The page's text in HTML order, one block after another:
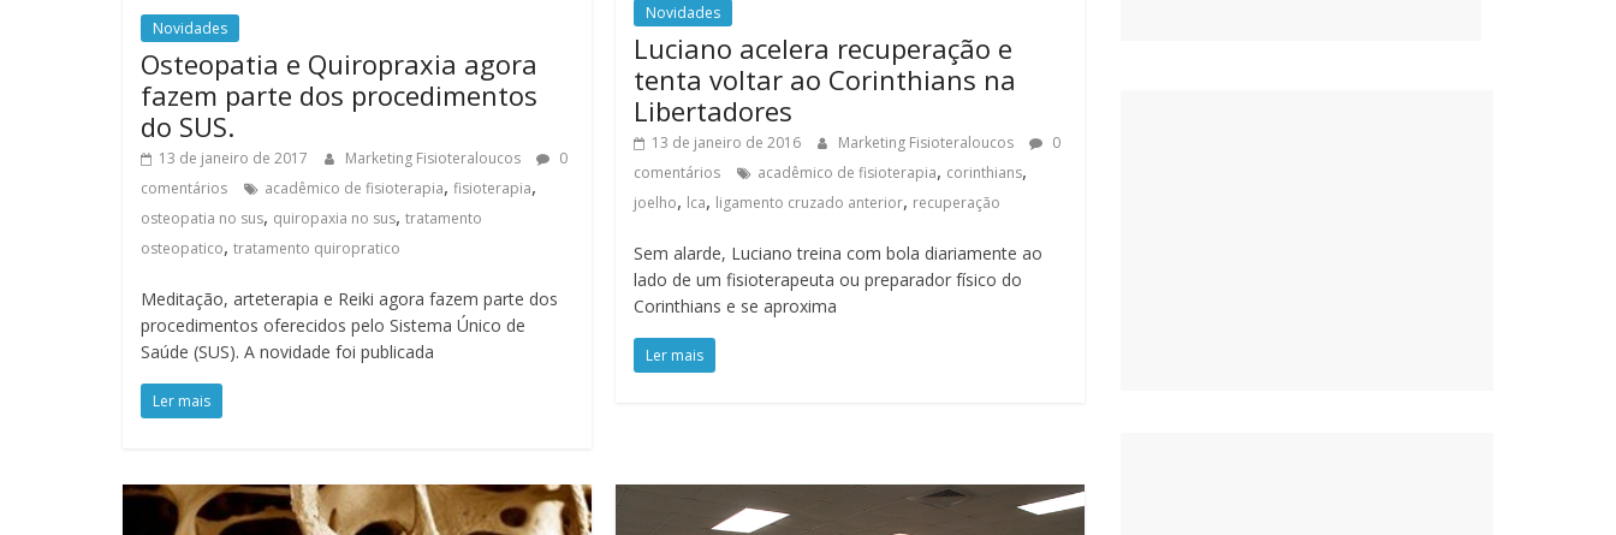
Novidades
Osteopatia e Quiropraxia agora
fazem parte dos procedimentos
do SUS.
13 de janeiro de 2017 Marketing Fisioteraloucos
0
comentários
acadêmico de fisioterapia, fisioterapia,
osteopatia no sus, quiropaxia no sus, tratamento
osteopatico, tratamento quiropratico
Meditação, arteterapia e Reiki agora fazem parte dos
procedimentos oferecidos pelo Sistema Único de
Saúde (SUS). A novidade foi publicada
Ler mais
Novidades
Luciano acelera recuperação e
tenta voltar ao Corinthians na
Libertadores
13 de janeiro de 2016 Marketing Fisioteraloucos
0
comentários
acadêmico de fisioterapia, corinthians,
joelho, lca, ligamento cruzado anterior, recuperação
Sem alarde, Luciano treina com bola diariamente ao
lado de um fisioterapeuta ou preparador físico do
Corinthians e se aproxima
Ler mais